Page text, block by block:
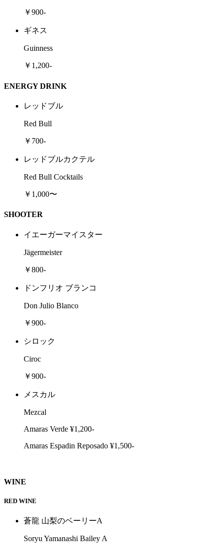
￥900-
ギネス
Guinness
￥1,200-
ENERGY DRINK
レッドブル
Red Bull
￥700-
レッドブルカクテル
Red Bull Cocktails
￥1,000〜
SHOOTER
イエーガーマイスター
Jägermeister
￥800-
ドンフリオ ブランコ
Don Julio Blanco
￥900-
シロック
Ciroc
￥900-
メスカル
Mezcal
Amaras Verde ¥1,200-
Amaras Espadin Reposado ¥1,500-
WINE
RED WINE
蒼龍 山梨のベーリーA
Soryu Yamanashi Bailey A